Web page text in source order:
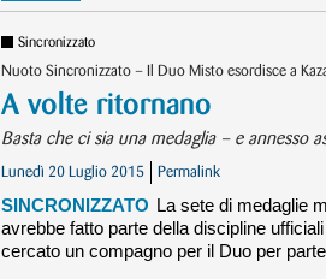
Sincronizzato
Nuoto Sincronizzato – Il Duo Misto esordisce a
A volte ritornano
Basta che ci sia una medaglia – e annesso
Lunedì 20 Luglio 2015 Permalink
SINCRONIZZATO La sete di medaglie
avrebbe fatto parte della discipline
cercato un compagno per il Duo per